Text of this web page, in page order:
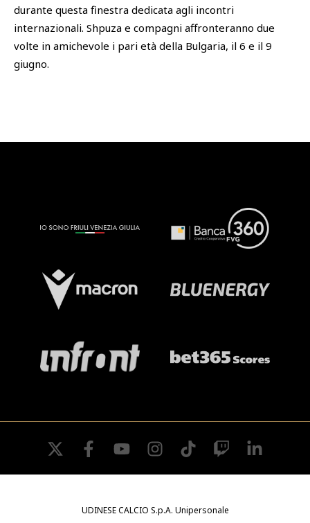
durante questa finestra dedicata agli incontri
internazionali. Shpuza e compagni affronteranno due
volte in amichevole i pari età della Bulgaria, il 6 e il 9
giugno.
twitter facebookyoutube instagramtiktok twitch
UDINESE CALCIO S.p.A. Unipersonale